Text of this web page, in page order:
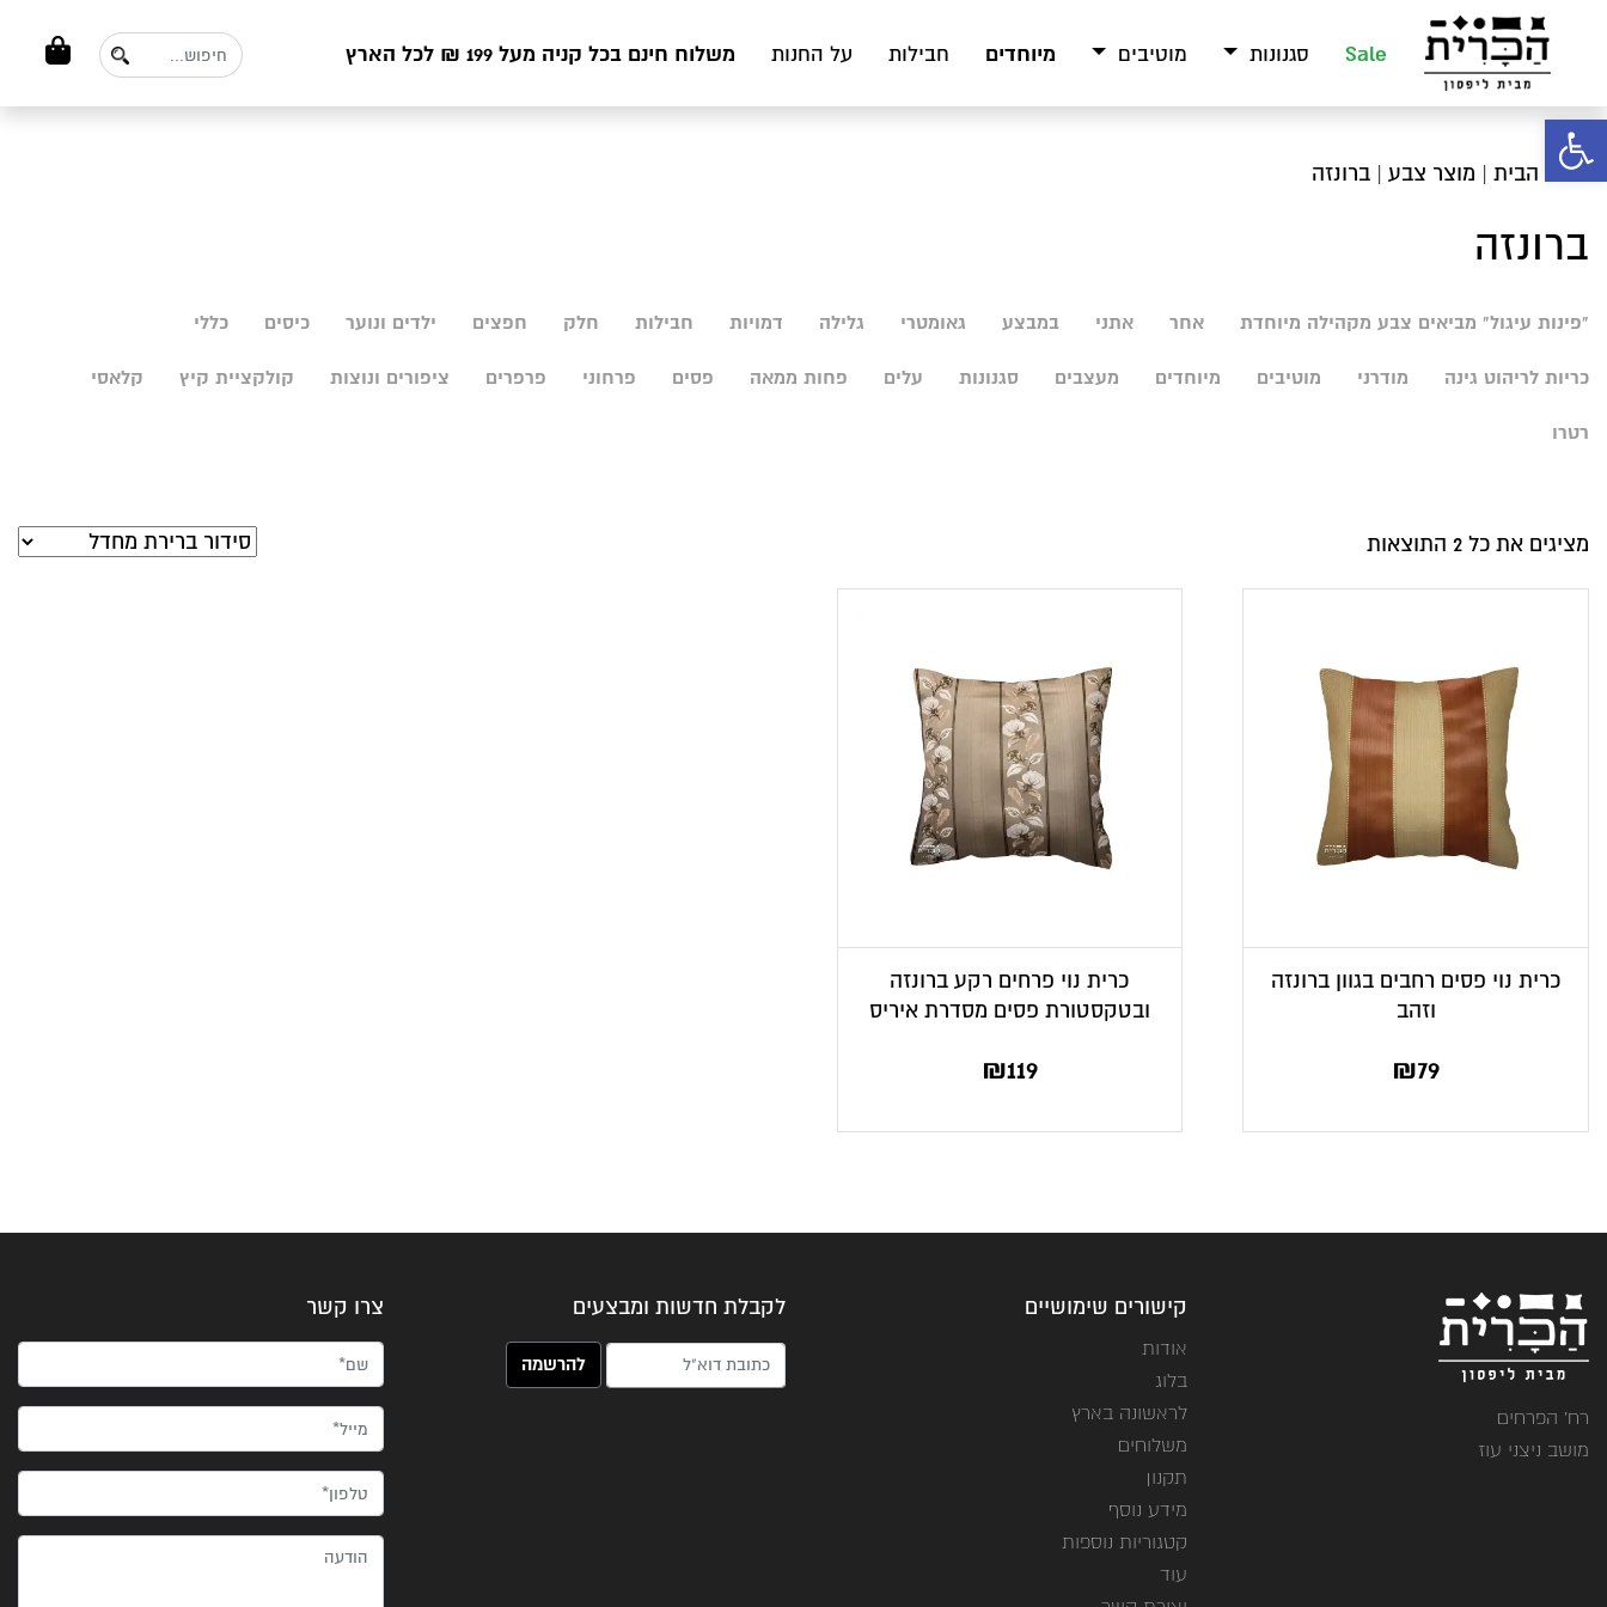
פתח סרגל נגישות
Sale סגנונות מוטיבים מיוחדים חבילות על החנות משלוח חינם בכל קניה מעל 199 ₪ לכל הארץ
עמוד הבית | מוצר צבע | ברונזה
ברונזה
"פינות עיגול" מביאים צבע מקהילה מיוחדת אחר אתני במבצע גאומטרי גלילה דמויות חבילות חלק חפצים ילדים ונוער כיסים כללי
כריות לריהוט גינה מודרני מוטיבים מיוחדים מעצבים סגנונות עלים פחות ממאה פסים פרחוני פרפרים ציפורים ונוצות קולקציית קיץ קלאסי
רטרו
מציגים את כל ⁦2⁩ התוצאות
כרית נוי פסים רחבים בגוון ברונזה
וזהב
₪79
כרית נוי פרחים רקע ברונזה
ובטקסטורת פסים מסדרת איריס
₪119
רח' הפרחים
מושב ניצני עוז
קישורים שימושיים
אודות
בלוג
לראשונה בארץ
משלוחים
תקנון
מידע נוסף
קטגוריות נוספות
עוד
לקבלת חדשות ומבצעים
האימייל שלך (חובה)
צרו קשר
שם*
מייל*
טלפון*
הודעה